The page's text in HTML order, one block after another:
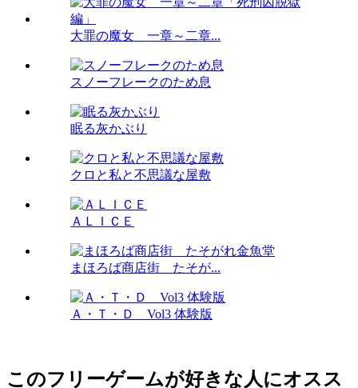
大罪の魔女 一章～二章...
スノーフレークのため息
眠る灰かぶり
クロと私と不思議な屋敷
ＡＬＩＣＥ
まほろば商店街 たそが...
Ａ・Ｔ・Ｄ Vol3 体験版
このフリーゲームが好きな人にオスス